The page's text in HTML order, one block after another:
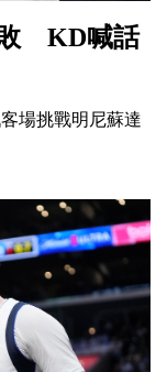
敗 KD喊話
場挑戰明尼蘇達